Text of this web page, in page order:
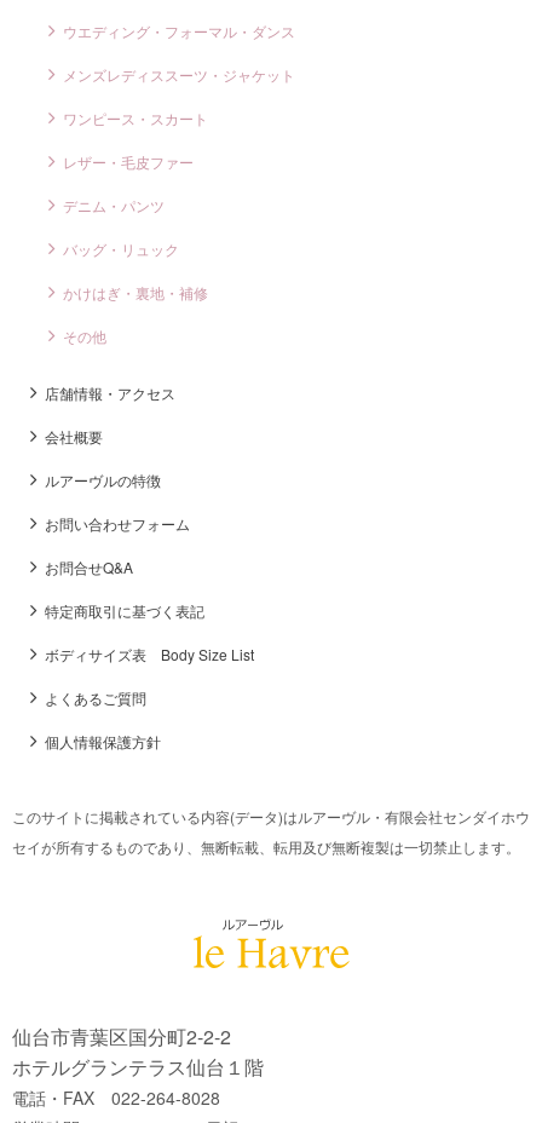
ウエディング・フォーマル・ダンス
メンズレディススーツ・ジャケット
ワンピース・スカート
レザー・毛皮ファー
デニム・パンツ
バッグ・リュック
かけはぎ・裏地・補修
その他
店舗情報・アクセス
会社概要
ルアーヴルの特徴
お問い合わせフォーム
お問合せQ&A
特定商取引に基づく表記
ボディサイズ表 Body Size List
よくあるご質問
個人情報保護方針
このサイトに掲載されている内容(データ)はルアーヴル・有限会社センダイホウ
セイが所有するものであり、無断転載、転用及び無断複製は一切禁止します。
仙台市青葉区国分町2-2-2
ホテルグランテラス仙台１階
電話・FAX 022-264-8028